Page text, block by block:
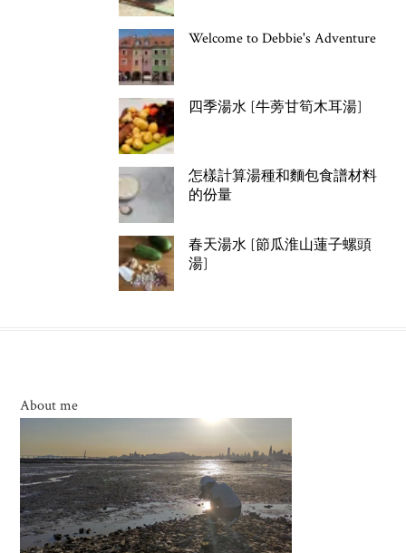
Welcome to Debbie's Adventure
四季湯水 [牛蒡甘筍木耳湯]
怎樣計算湯種和麵包食譜材料
的份量
春天湯水 [節瓜淮山蓮子螺頭
湯]
About me